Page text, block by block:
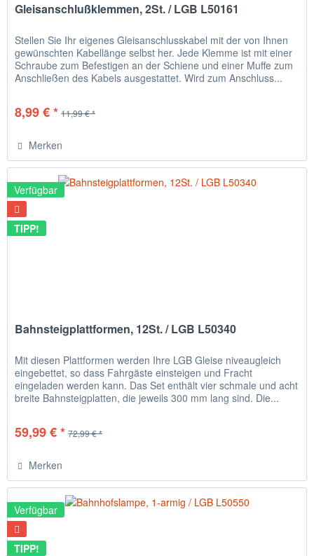
Gleisanschlußklemmen, 2St. / LGB L50161
Stellen Sie Ihr eigenes Gleisanschlusskabel mit der von Ihnen
gewünschten Kabellänge selbst her. Jede Klemme ist mit einer
Schraube zum Befestigen an der Schiene und einer Muffe zum
Anschließen des Kabels ausgestattet. Wird zum Anschluss...
8,99 € * 11,99 € *
Merken
Verfügbar
TIPP!
Bahnsteigplattformen, 12St. / LGB L50340
Mit diesen Plattformen werden Ihre LGB Gleise niveaugleich
eingebettet, so dass Fahrgäste einsteigen und Fracht
eingeladen werden kann. Das Set enthält vier schmale und acht
breite Bahnsteigplatten, die jeweils 300 mm lang sind. Die...
59,99 € * 72,99 € *
Merken
Verfügbar
TIPP!